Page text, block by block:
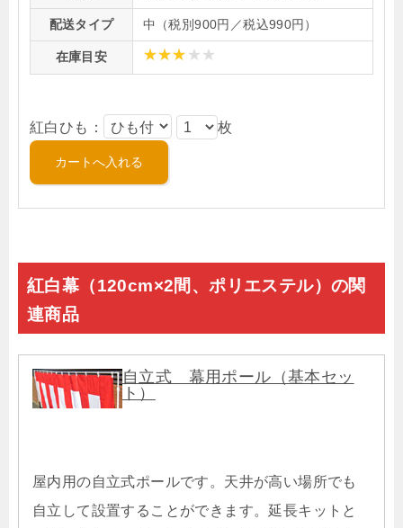
配送タイプ 中（税別900円／税込990円）
在庫目安
紅白ひも： 枚
紅白幕（120cm×2間、ポリエステル）の関
連商品
自立式 幕用ポール（基本セッ
ト）
屋内用の自立式ポールです。天井が高い場所でも
自立して設置することができます。延長キットと